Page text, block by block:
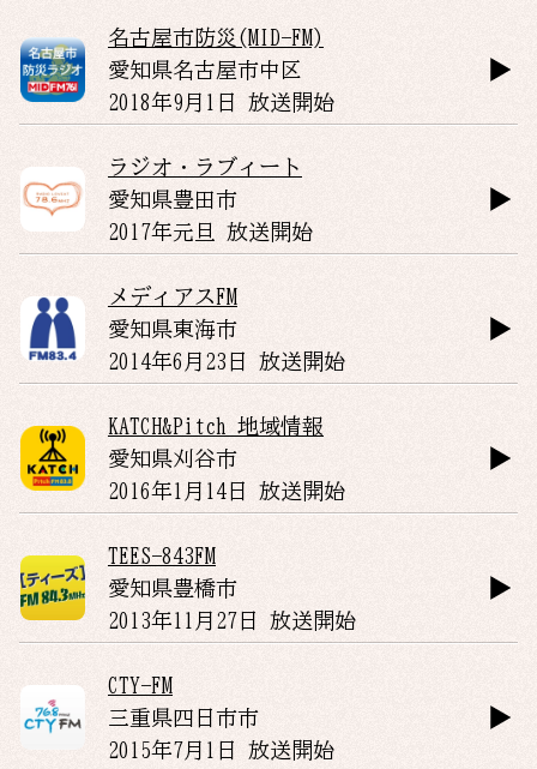
名古屋市防災(MID-FM)
愛知県名古屋市中区
2018年9月1日 放送開始
ラジオ・ラブィート
愛知県豊田市
2017年元旦 放送開始
メディアスFM
愛知県東海市
2014年6月23日 放送開始
KATCH&Pitch 地域情報
愛知県刈谷市
2016年1月14日 放送開始
TEES-843FM
愛知県豊橋市
2013年11月27日 放送開始
CTY-FM
三重県四日市市
2015年7月1日 放送開始